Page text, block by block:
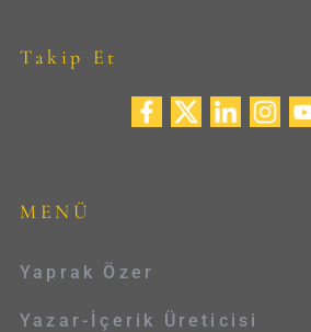
Takip Et
MENÜ
Yaprak Özer
Yazar-İçerik Üreticisi